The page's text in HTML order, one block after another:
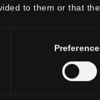
to them or that